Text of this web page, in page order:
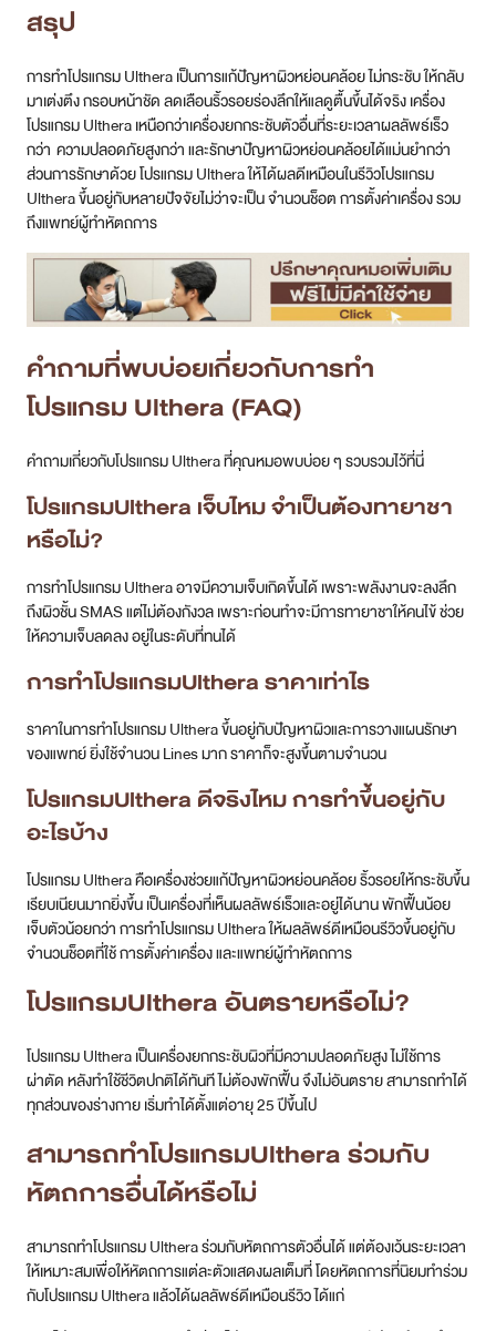
สรุป
การทำโปรแกรม Ulthera เป็นการแก้ปัญหาผิวหย่อนคล้อย ไม่กระชับ ให้กลับ
มาเต่งตึง กรอบหน้าชัด ลดเลือนริ้วรอยร่องลึกให้แลดูตื้นขึ้นได้จริง เครื่อง
โปรแกรม Ulthera เหนือกว่าเครื่องยกกระชับตัวอื่นที่ระยะเวลาผลลัพธ์เร็ว
กว่า ความปลอดภัยสูงกว่า และรักษาปัญหาผิวหย่อนคล้อยได้แม่นยำกว่า
ส่วนการรักษาด้วย โปรแกรม Ulthera ให้ได้ผลดีเหมือนในรีวิวโปรแกรม
Ulthera ขึ้นอยู่กับหลายปัจจัยไม่ว่าจะเป็น จำนวนช็อต การตั้งค่าเครื่อง รวม
ถึงแพทย์ผู้ทำหัตถการ
คำถามที่พบบ่อยเกี่ยวกับการทำ
โปรแกรม Ulthera (FAQ)
คำถามเกี่ยวกับโปรแกรม Ulthera ที่คุณหมอพบบ่อย ๆ รวบรวมไว้ที่นี่
โปรแกรมUlthera เจ็บไหม จำเป็นต้องทายาชา
หรือไม่?
การทำโปรแกรม Ulthera อาจมีความเจ็บเกิดขึ้นได้ เพราะพลังงานจะลงลึก
ถึงผิวชั้น SMAS แต่ไม่ต้องกังวล เพราะก่อนทำจะมีการทายาชาให้คนไข้ ช่วย
ให้ความเจ็บลดลง อยู่ในระดับที่ทนได้
การทำโปรแกรมUlthera ราคาเท่าไร
ราคาในการทำโปรแกรม Ulthera ขึ้นอยู่กับปัญหาผิวและการวางแผนรักษา
ของแพทย์ ยิ่งใช้จำนวน Lines มาก ราคาก็จะสูงขึ้นตามจำนวน
โปรแกรมUlthera ดีจริงไหม การทำขึ้นอยู่กับ
อะไรบ้าง
โปรแกรม Ulthera คือเครื่องช่วยแก้ปัญหาผิวหย่อนคล้อย ริ้วรอยให้กระชับขึ้น
เรียบเนียนมากยิ่งขึ้น เป็นเครื่องที่เห็นผลลัพธ์เร็วและอยู่ได้นาน พักฟื้นน้อย
เจ็บตัวน้อยกว่า การทำโปรแกรม Ulthera ให้ผลลัพธ์ดีเหมือนรีวิวขึ้นอยู่กับ
จำนวนช็อตที่ใช้ การตั้งค่าเครื่อง และแพทย์ผู้ทำหัตถการ
โปรแกรมUlthera อันตรายหรือไม่?
โปรแกรม Ulthera เป็นเครื่องยกกระชับผิวที่มีความปลอดภัยสูง ไม่ใช้การ
ผ่าตัด หลังทำใช้ชีวิตปกติได้ทันที ไม่ต้องพักฟื้น จึงไม่อันตราย สามารถทำได้
ทุกส่วนของร่างกาย เริ่มทำได้ตั้งแต่อายุ 25 ปีขึ้นไป
สามารถทำโปรแกรมUlthera ร่วมกับ
หัตถการอื่นได้หรือไม่
สามารถทำโปรแกรม Ulthera ร่วมกับหัตถการตัวอื่นได้ แต่ต้องเว้นระยะเวลา
ให้เหมาะสมเพื่อให้หัตถการแต่ละตัวแสดงผลเต็มที่ โดยหัตถการที่นิยมทำร่วม
กับโปรแกรม Ulthera แล้วได้ผลลัพธ์ดีเหมือนรีวิว ได้แก่